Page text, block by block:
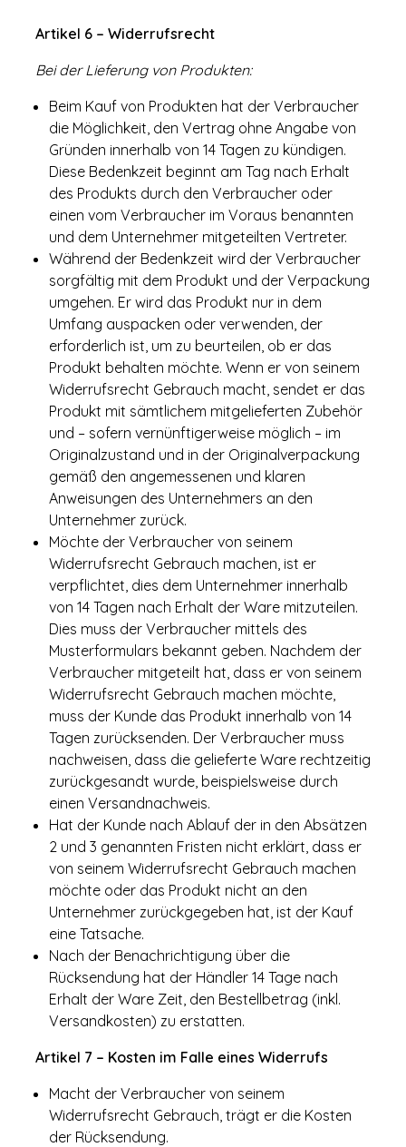
Artikel 6 – Widerrufsrecht
Bei der Lieferung von Produkten:
Beim Kauf von Produkten hat der Verbraucher
die Möglichkeit, den Vertrag ohne Angabe von
Gründen innerhalb von 14 Tagen zu kündigen.
Diese Bedenkzeit beginnt am Tag nach Erhalt
des Produkts durch den Verbraucher oder
einen vom Verbraucher im Voraus benannten
und dem Unternehmer mitgeteilten Vertreter.
Während der Bedenkzeit wird der Verbraucher
sorgfältig mit dem Produkt und der Verpackung
umgehen. Er wird das Produkt nur in dem
Umfang auspacken oder verwenden, der
erforderlich ist, um zu beurteilen, ob er das
Produkt behalten möchte. Wenn er von seinem
Widerrufsrecht Gebrauch macht, sendet er das
Produkt mit sämtlichem mitgelieferten Zubehör
und – sofern vernünftigerweise möglich – im
Originalzustand und in der Originalverpackung
gemäß den angemessenen und klaren
Anweisungen des Unternehmers an den
Unternehmer zurück.
Möchte der Verbraucher von seinem
Widerrufsrecht Gebrauch machen, ist er
verpflichtet, dies dem Unternehmer innerhalb
von 14 Tagen nach Erhalt der Ware mitzuteilen.
Dies muss der Verbraucher mittels des
Musterformulars bekannt geben. Nachdem der
Verbraucher mitgeteilt hat, dass er von seinem
Widerrufsrecht Gebrauch machen möchte,
muss der Kunde das Produkt innerhalb von 14
Tagen zurücksenden. Der Verbraucher muss
nachweisen, dass die gelieferte Ware rechtzeitig
zurückgesandt wurde, beispielsweise durch
einen Versandnachweis.
Hat der Kunde nach Ablauf der in den Absätzen
2 und 3 genannten Fristen nicht erklärt, dass er
von seinem Widerrufsrecht Gebrauch machen
möchte oder das Produkt nicht an den
Unternehmer zurückgegeben hat, ist der Kauf
eine Tatsache.
Nach der Benachrichtigung über die
Rücksendung hat der Händler 14 Tage nach
Erhalt der Ware Zeit, den Bestellbetrag (inkl.
Versandkosten) zu erstatten.
Artikel 7 – Kosten im Falle eines Widerrufs
Macht der Verbraucher von seinem
Widerrufsrecht Gebrauch, trägt er die Kosten
der Rücksendung.